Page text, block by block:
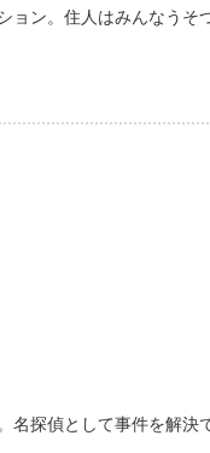
ン。住人はみんなうそ
探偵として事件を解決